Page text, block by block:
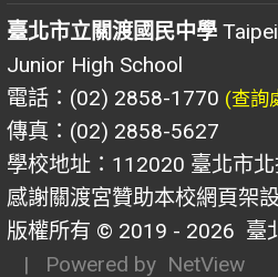
臺北市立關渡國民中學
Junior High School
電話：(02) 2858-1770 (查詢
傳真：(02) 2858-5627
學校地址：112020 臺北市
感謝關渡宮贊助本校網頁架設
版權所有 © 2019 - 2026 臺
| Powered by NetView